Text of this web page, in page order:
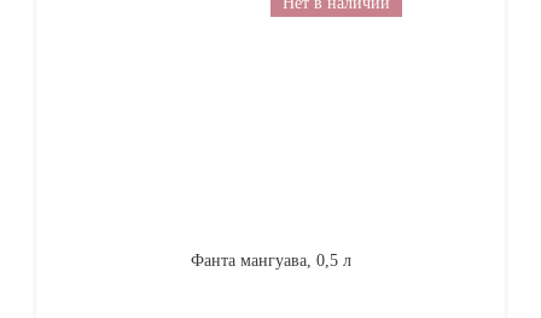
Фанта мангуава, 0,5 л